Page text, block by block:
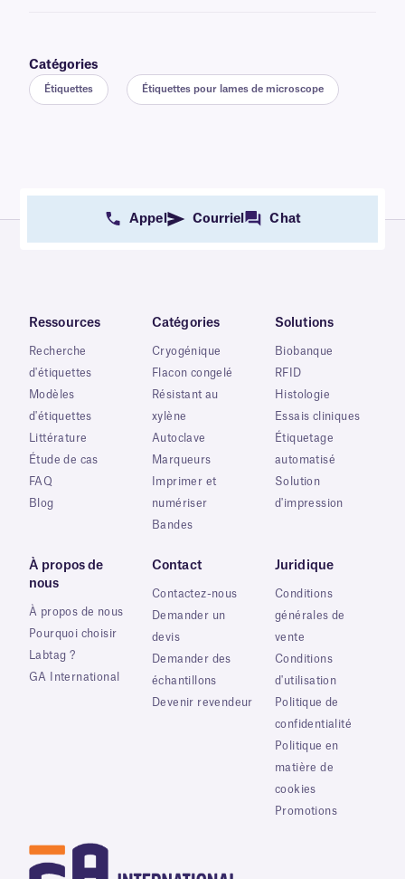
Catégories
Étiquettes Étiquettes pour lames de microscope
Appel Courriel Chat
Ressources
Recherche
d'étiquettes
Modèles
d'étiquettes
Littérature
Étude de cas
FAQ
Blog
Catégories
Cryogénique
Flacon congelé
Résistant au
xylène
Autoclave
Marqueurs
Imprimer et
numériser
Bandes
Solutions
Biobanque
RFID
Histologie
Essais cliniques
Étiquetage
automatisé
Solution
d'impression
À propos de
nous
À propos de nous
Pourquoi choisir
Labtag ?
GA International
Contact
Contactez-nous
Demander un
devis
Demander des
échantillons
Devenir revendeur
Juridique
Conditions
générales de
vente
Conditions
d'utilisation
Politique de
confidentialité
Politique en
matière de
cookies
Promotions